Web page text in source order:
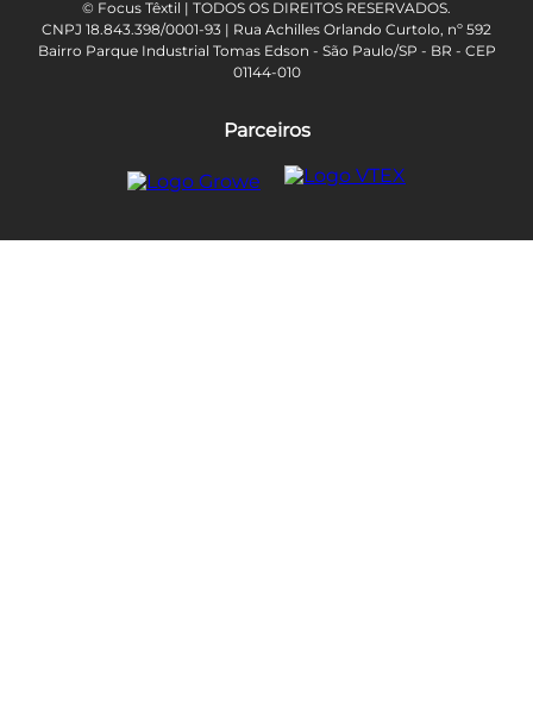
© Focus Têxtil | TODOS OS DIREITOS RESERVADOS.
CNPJ 18.843.398/0001-93 | Rua Achilles Orlando Curtolo, nº 592
Bairro Parque Industrial Tomas Edson - São Paulo/SP - BR - CEP
01144-010
Parceiros